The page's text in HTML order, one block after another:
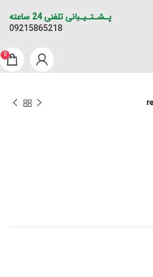
پـشـتـیـبانی تلفنی 24 ساعته
09215865218
0